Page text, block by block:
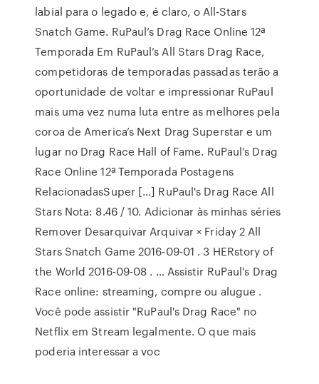
labial para o legado e, é claro, o All-Stars
Snatch Game. RuPaul’s Drag Race Online 12ª
Temporada Em RuPaul’s All Stars Drag Race,
competidoras de temporadas passadas terão a
oportunidade de voltar e impressionar RuPaul
mais uma vez numa luta entre as melhores pela
coroa de America’s Next Drag Superstar e um
lugar no Drag Race Hall of Fame. RuPaul’s Drag
Race Online 12ª Temporada Postagens
RelacionadasSuper […] RuPaul's Drag Race All
Stars Nota: 8.46 / 10. Adicionar às minhas séries
Remover Desarquivar Arquivar × Friday 2 All
Stars Snatch Game 2016-09-01 . 3 HERstory of
the World 2016-09-08 . … Assistir RuPaul's Drag
Race online: streaming, compre ou alugue .
Você pode assistir "RuPaul's Drag Race" no
Netflix em Stream legalmente. O que mais
poderia interessar a voc